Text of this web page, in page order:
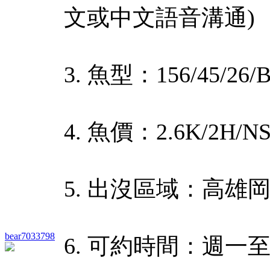
bear7033798
文或中文語音溝通)
3. 魚型：156/45/26/
4. 魚價：2.6K/2H/
5. 出沒區域：高雄
6. 可約時間：週一